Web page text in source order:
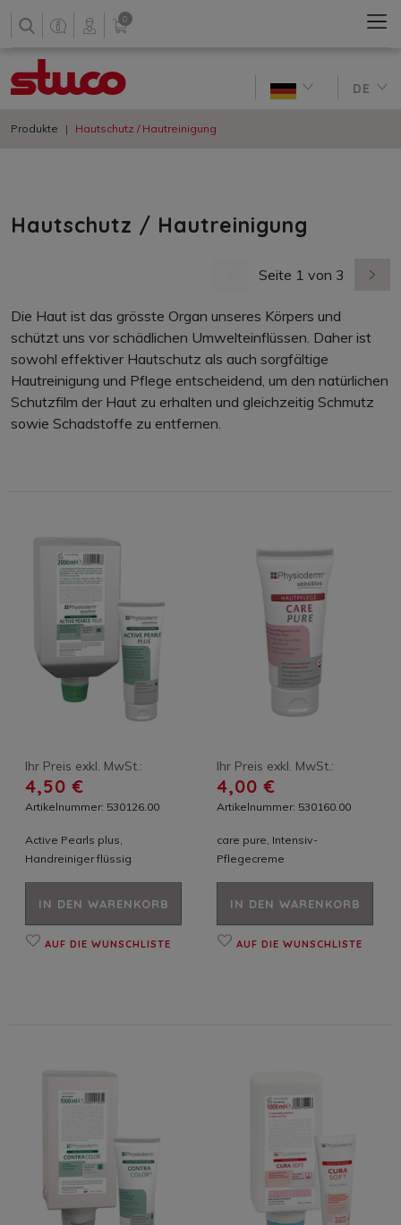
0
DE
Produkte Hautschutz / Hautreinigung
Hautschutz / Hautreinigung
Seite 1 von 3
Die Haut ist das grösste Organ unseres Körpers und
schützt uns vor schädlichen Umwelteinflüssen. Daher ist
sowohl effektiver Hautschutz als auch sorgfältige
Hautreinigung und Pflege entscheidend, um den natürlichen
Schutzfilm der Haut zu erhalten und gleichzeitig Schmutz
sowie Schadstoffe zu entfernen.
Ihr Preis exkl. MwSt.:
4,50 €
Artikelnummer: 530126.00
Active Pearls plus,
Handreiniger flüssig
IN DEN WARENKORB
AUF DIE WUNSCHLISTE
Ihr Preis exkl. MwSt.:
4,00 €
Artikelnummer: 530160.00
care pure, Intensiv-
Pflegecreme
IN DEN WARENKORB
AUF DIE WUNSCHLISTE